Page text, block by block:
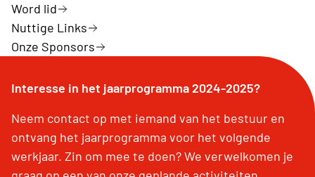
Word lid
Nuttige Links
Onze Sponsors
Interesse in het jaarprogramma 2024-2025?
Neem contact op met iemand van het bestuur en
ontvang het jaarprogramma voor het volgende
werkjaar. Zin om mee te doen? We verwelkomen je